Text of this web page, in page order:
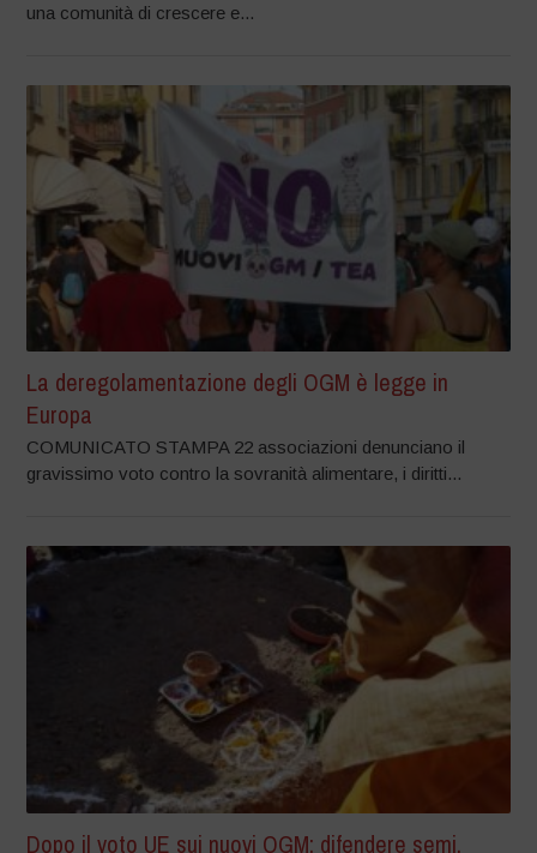
una comunità di crescere e...
La deregolamentazione degli OGM è legge in
Europa
COMUNICATO STAMPA 22 associazioni denunciano il
gravissimo voto contro la sovranità alimentare, i diritti...
Dopo il voto UE sui nuovi OGM: difendere semi,